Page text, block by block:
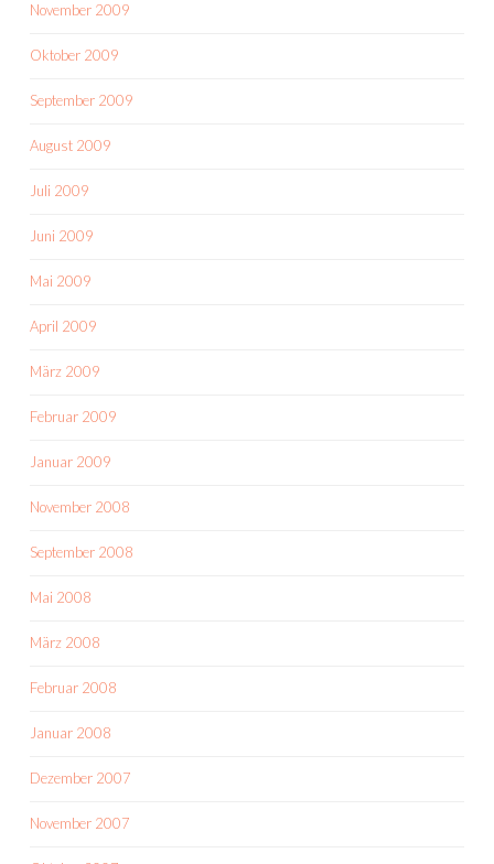
November 2009
Oktober 2009
September 2009
August 2009
Juli 2009
Juni 2009
Mai 2009
April 2009
März 2009
Februar 2009
Januar 2009
November 2008
September 2008
Mai 2008
März 2008
Februar 2008
Januar 2008
Dezember 2007
November 2007